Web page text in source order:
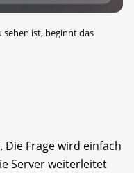
sehen ist, beginnt das
Frage wird einfach
Server weiterleitet